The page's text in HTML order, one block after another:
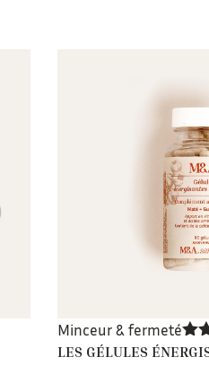
Minceur & fermeté
LES GÉLULES